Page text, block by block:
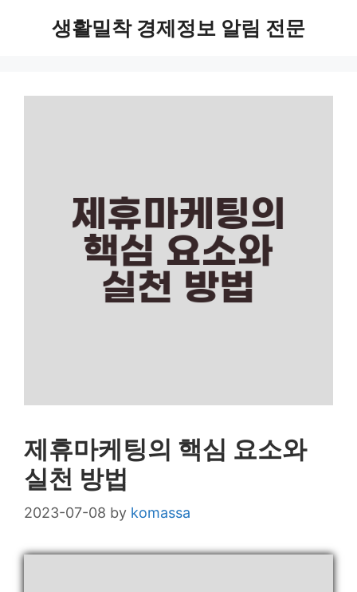
생활밀착 경제정보 알림 전문
제휴마케팅의 핵심 요소와
실천 방법
2023-07-08 by komassa